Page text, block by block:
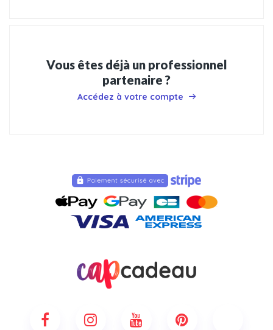
Vous êtes déjà un professionnel
partenaire ?
Accédez à votre compte